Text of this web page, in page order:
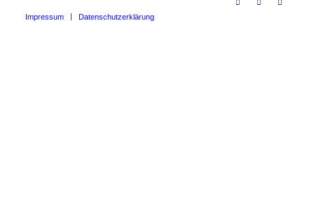
Impressum Datenschutzerklärung